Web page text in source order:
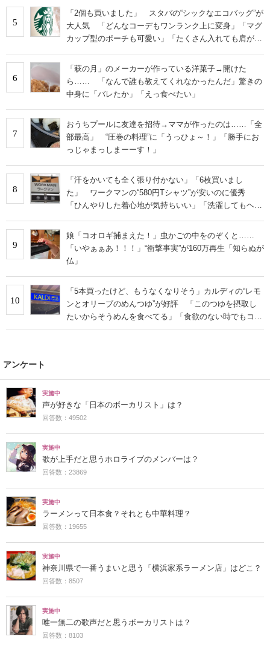
5
「2個も買いました」 スタバの“シックなエコバッグ”が
大人気 「どんなコーデもワンランク上に変身」「マグ
カップ型のポーチも可愛い」「たくさん入れても肩が痛
6
「萩の月」のメーカーが作っている洋菓子→開けた
ら…… 「なんで誰も教えてくれなかったんだ」驚きの
中身に「バレたか」「えっ食べたい」
7
おうちプールに友達を招待→ママが作ったのは……「全
部最高」 “圧巻の料理”に「うっひょ～！」「勝手にお
っじゃまっしまーーす！」
8
「汗をかいても全く張り付かない」「6枚買いまし
た」 ワークマンの“580円Tシャツ”が安いのに優秀
「ひんやりした着心地が気持ちいい」「洗濯してもヘタ
9
娘「コオロギ捕まえた！」虫かごの中をのぞくと……
「いやぁぁあ！！！」“衝撃事実”が160万再生「知らぬが
仏」
10
「5本買ったけど、もうなくなりそう」カルディの“レモ
ンとオリーブのめんつゆ”が好評 「このつゆを摂取し
たいからそうめんを食べてる」「食欲のない時でもコレ
で食べられる」
アンケート
実施中
声が好きな「日本のボーカリスト」は？
回答数：49502
実施中
歌が上手だと思うホロライブのメンバーは？
回答数：23869
実施中
ラーメンって日本食？それとも中華料理？
回答数：19655
実施中
神奈川県で一番うまいと思う「横浜家系ラーメン店」はどこ？
回答数：8507
実施中
唯一無二の歌声だと思うボーカリストは？
回答数：8103